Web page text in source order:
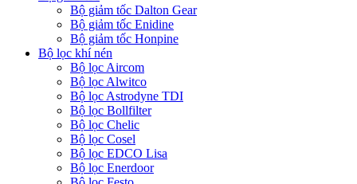
Bộ giảm tốc Dalton Gear
Bộ giảm tốc Enidine
Bộ giảm tốc Honpine
Bộ lọc khí nén
Bộ lọc Aircom
Bộ lọc Alwitco
Bộ lọc Astrodyne TDI
Bộ lọc Bollfilter
Bộ lọc Chelic
Bộ lọc Cosel
Bộ lọc EDCO Lisa
Bộ lọc Enerdoor